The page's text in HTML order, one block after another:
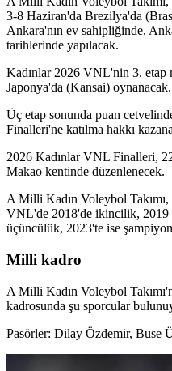
3-8 Haziran'da Brezilya'da
Ankara'nın ev sahipliğinde,
tarihlerinde yapılacak.
Kadınlar 2026 VNL'nin 3. etap
Japonya'da (Kansai) oynanacak.
Üç etap sonunda puan
Finalleri'ne katılma hakkı
2026 Kadınlar VNL Finalleri,
Makao kentinde düzenlenecek.
A Milli Kadın Voleybol Takımı,
VNL'de 2018'de ikincilik, 2019
üçüncülük, 2023'te ise
Milli kadro
A Milli Kadın Voleybol
kadrosunda şu sporcular
Pasörler: Dilay Özdemir, Buse